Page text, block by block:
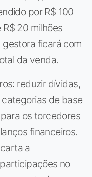
por R$ 100
20 milhões
gestora ficará com
da venda.
reduzir dívidas,
de base
os torcedores
financeiros.
a
no